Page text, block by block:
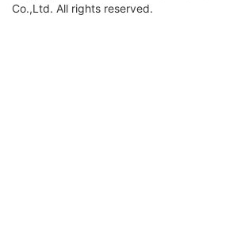
Co.,Ltd. All rights reserved.